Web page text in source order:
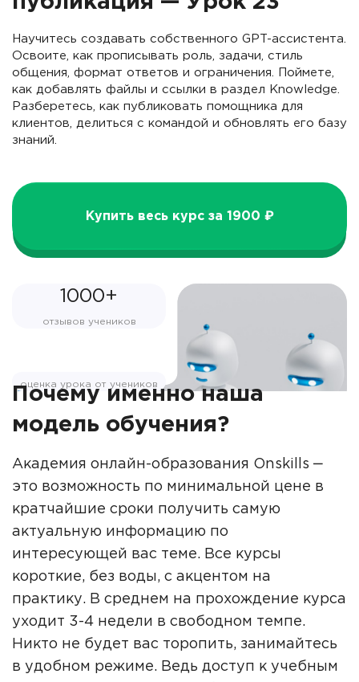
Научитесь создавать собственного GPT-ассистента.
Освоите, как прописывать роль, задачи, стиль
общения, формат ответов и ограничения. Поймете,
как добавлять файлы и ссылки в раздел Knowledge.
Разберетесь, как публиковать помощника для
клиентов, делиться с командой и обновлять его базу
знаний.
Купить весь курс за 1900 ₽
1000+
отзывов учеников
оценка урока от учеников
Почему именно наша
модель обучения?
Академия онлайн-образования Onskills ‒
это возможность по минимальной цене в
кратчайшие сроки получить самую
актуальную информацию по
интересующей вас теме. Все курсы
короткие, без воды, с акцентом на
практику. В среднем на прохождение курса
уходит 3-4 недели в свободном темпе.
Никто не будет вас торопить, занимайтесь
в удобном режиме. Ведь доступ к учебным